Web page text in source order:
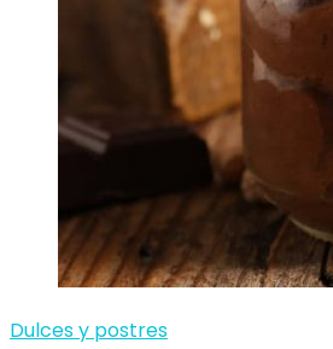
Dulces y postres